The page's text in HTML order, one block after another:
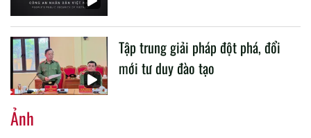
Tập trung giải pháp đột phá, đổi
mới tư duy đào tạo
Ảnh